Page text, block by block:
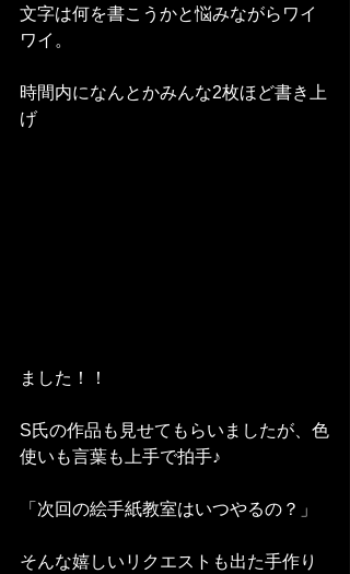
文字は何を書こうかと悩みながらワイ
ワイ。
時間内になんとかみんな2枚ほど書き上
げ
ました！！
S氏の作品も見せてもらいましたが、色
使いも言葉も上手で拍手♪
「次回の絵手紙教室はいつやるの？」
そんな嬉しいリクエストも出た手作り